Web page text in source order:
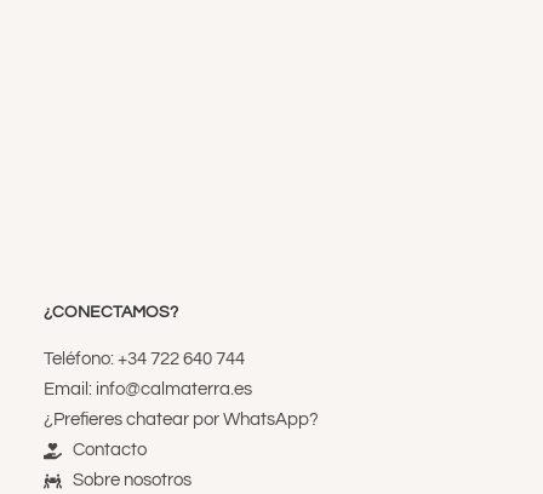
¿CONECTAMOS?
Teléfono: +34 722 640 744
Email: info@calmaterra.es
¿Prefieres chatear por WhatsApp?
Contacto
Sobre nosotros